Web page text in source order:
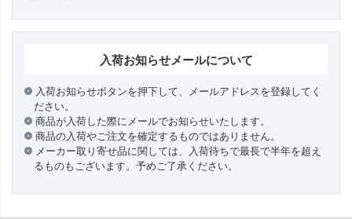
入荷お知らせメールについて
入荷お知らせボタンを押下して、メールアドレスを登録してく
ださい。
商品が入荷した際にメールでお知らせいたします。
商品の入荷やご注文を確定するものではありません。
メーカー取り寄せ品に関しては、入荷待ちで最長で半年を超え
るものもございます。予めご了承ください。